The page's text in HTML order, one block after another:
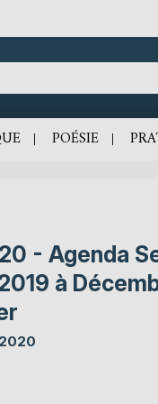
POÉSIE
- Agenda
à